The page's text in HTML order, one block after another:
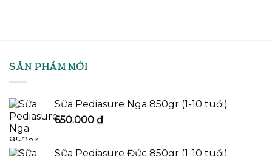
SẢN PHẨM MỚI
Sữa Pediasure Nga 850gr (1-10 tuổi)
650.000 ₫
Sữa Pediasure Đức 850gr (1-10 tuổi)